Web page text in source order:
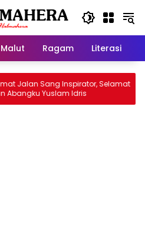
Malut Ragam Literasi
Sang Inspirator, Selamat
Yuslam Idris